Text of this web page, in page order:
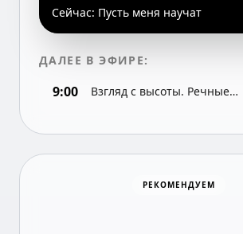
Сейчас: Пусть меня научат
ДАЛЕЕ В ЭФИРЕ:
9:00
Взгляд с высоты. Речные
РЕКОМЕНДУЕМ
Хоккей